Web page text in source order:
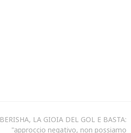
BERISHA, LA GIOIA DEL GOL E BASTA:
"approccio negativo, non possiamo